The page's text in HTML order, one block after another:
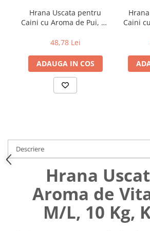
Cutii depozitare
Umerase pentru haine si suporturi
Organizatoare imbracaminte si
Cosuri de gunoi
Carucioare pentru cumparaturi
Baterii, acumulatori si
Uniforme medicale de unica
folosinta
Hrana Uscata pentru
Caini cu Aroma de Pui, 10
48,78 Lei
ADAUGA IN COS
Caini
Descriere
Hrana
Aroma de
M/L, 10 Kg,